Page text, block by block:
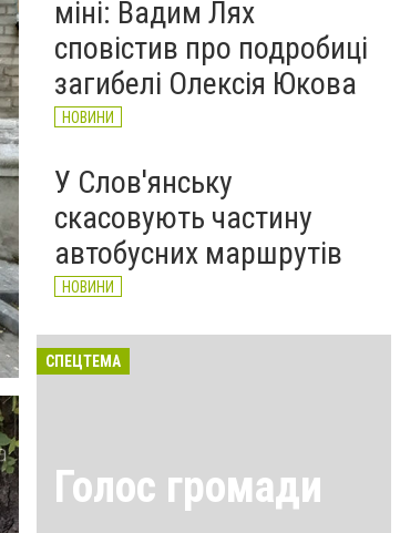
міні: Вадим Лях
сповістив про подробиці
загибелі Олексія Юкова
НОВИНИ
У Слов'янську
скасовують частину
автобусних маршрутів
НОВИНИ
СПЕЦТЕМА
Голос громади